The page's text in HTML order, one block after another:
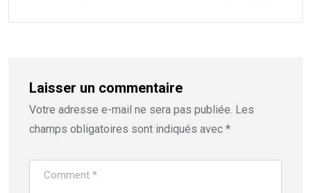
Laisser un commentaire
Votre adresse e-mail ne sera pas publiée. Les
champs obligatoires sont indiqués avec *